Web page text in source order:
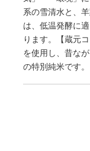
系の雪清水と、
は、低温発酵に
ります。【蔵元
を使用し、昔な
の特別純米です。